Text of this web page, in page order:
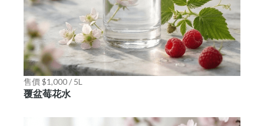
售價 $1,000 / 5L
覆盆莓花水